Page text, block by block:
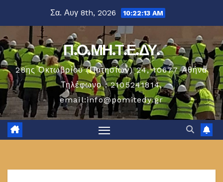
περιεχόμενο
Σα. Αυγ 8th, 2026 10:22:13 AM
Π.Ο.ΜΗ.Τ.Ε.ΔΥ.
28ης Οκτωβρίου (Πατησίων) 24, 10677 Aθήνα
Τηλέφωνο : 2105241814,
email:info@pomitedy.gr